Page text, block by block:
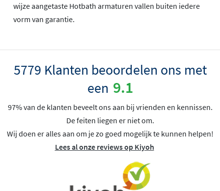
wijze aangetaste Hotbath armaturen vallen buiten iedere
vorm van garantie.
5779 Klanten beoordelen ons met
een 9.1
97% van de klanten beveelt ons aan bij vrienden en kennissen.
De feiten liegen er niet om.
Wij doen er alles aan om je zo goed mogelijk te kunnen helpen!
Lees al onze reviews op Kiyoh